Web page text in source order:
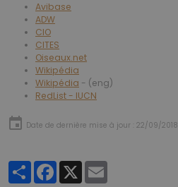
Avibase
ADW
CIO
CITES
Oiseaux.net
Wikipédia
Wikipédia - (eng)
RedList - IUCN
Date de dernière mise à jour : 22/09/2018
PartagerFacebook
X